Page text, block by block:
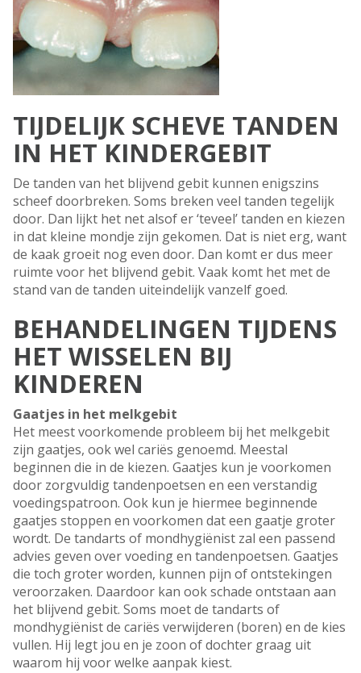
TIJDELIJK SCHEVE TANDEN
IN HET KINDERGEBIT
De tanden van het blijvend gebit kunnen enigszins
scheef doorbreken. Soms breken veel tanden tegelijk
door. Dan lijkt het net alsof er ‘teveel’ tanden en kiezen
in dat kleine mondje zijn gekomen. Dat is niet erg, want
de kaak groeit nog even door. Dan komt er dus meer
ruimte voor het blijvend gebit. Vaak komt het met de
stand van de tanden uiteindelijk vanzelf goed.
BEHANDELINGEN TIJDENS
HET WISSELEN BIJ
KINDEREN
Gaatjes in het melkgebit
Het meest voorkomende probleem bij het melkgebit
zijn gaatjes, ook wel cariës genoemd. Meestal
beginnen die in de kiezen. Gaatjes kun je voorkomen
door zorgvuldig tandenpoetsen en een verstandig
voedingspatroon. Ook kun je hiermee beginnende
gaatjes stoppen en voorkomen dat een gaatje groter
wordt. De tandarts of mondhygiënist zal een passend
advies geven over voeding en tandenpoetsen. Gaatjes
die toch groter worden, kunnen pijn of ontstekingen
veroorzaken. Daardoor kan ook schade ontstaan aan
het blijvend gebit. Soms moet de tandarts of
mondhygiënist de cariës verwijderen (boren) en de kies
vullen. Hij legt jou en je zoon of dochter graag uit
waarom hij voor welke aanpak kiest.